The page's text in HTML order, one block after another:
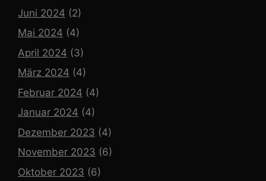
Juni 2024 (2)
Mai 2024 (4)
April 2024 (3)
März 2024 (4)
Februar 2024 (4)
Januar 2024 (4)
Dezember 2023 (4)
November 2023 (6)
Oktober 2023 (6)